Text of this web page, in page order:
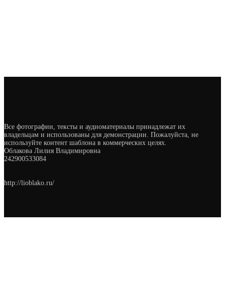
Все фотографии, тексты и аудиоматериалы принадлежат их
владельцам и использованы для демонстрации. Пожалуйста, не
используйте контент шаблона в коммерческих целях.
Облакова Лилия Владимировна
242900533084
http://lioblako.ru/